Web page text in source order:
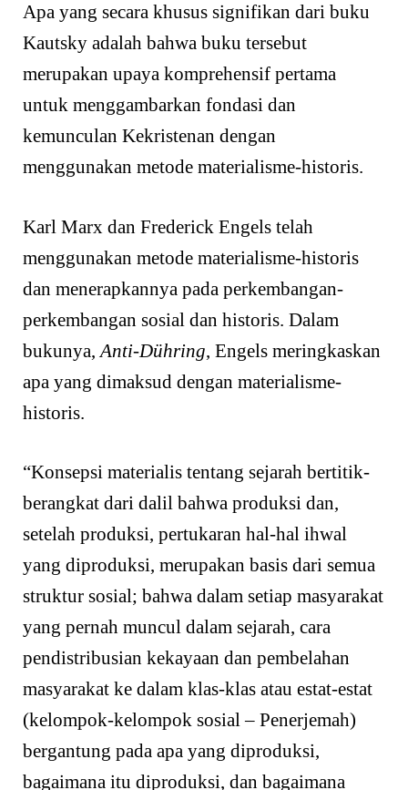
Apa yang secara khusus signifikan dari buku
Kautsky adalah bahwa buku tersebut
merupakan upaya komprehensif pertama
untuk menggambarkan fondasi dan
kemunculan Kekristenan dengan
menggunakan metode materialisme-historis.
Karl Marx dan Frederick Engels telah
menggunakan metode materialisme-historis
dan menerapkannya pada perkembangan-
perkembangan sosial dan historis. Dalam
bukunya, Anti-Dühring, Engels meringkaskan
apa yang dimaksud dengan materialisme-
historis.
“Konsepsi materialis tentang sejarah bertitik-
berangkat dari dalil bahwa produksi dan,
setelah produksi, pertukaran hal-hal ihwal
yang diproduksi, merupakan basis dari semua
struktur sosial; bahwa dalam setiap masyarakat
yang pernah muncul dalam sejarah, cara
pendistribusian kekayaan dan pembelahan
masyarakat ke dalam klas-klas atau estat-estat
(kelompok-kelompok sosial – Penerjemah)
bergantung pada apa yang diproduksi,
bagaimana itu diproduksi, dan bagaimana